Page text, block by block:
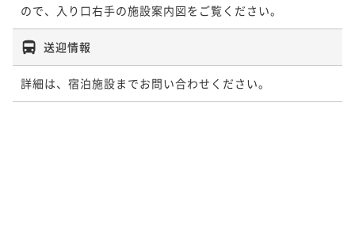
ので、入り口右手の施設案内図をご覧ください。
送迎情報
詳細は、宿泊施設までお問い合わせください。